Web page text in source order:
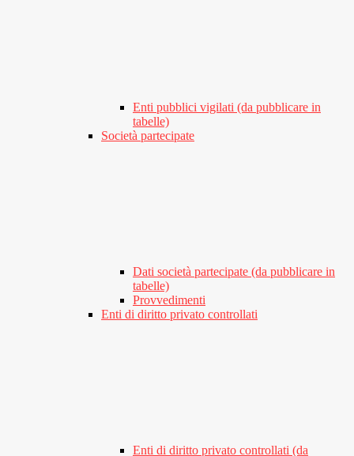
Enti pubblici vigilati (da pubblicare in
tabelle)
Società partecipate
Dati società partecipate (da pubblicare in
tabelle)
Provvedimenti
Enti di diritto privato controllati
Enti di diritto privato controllati (da